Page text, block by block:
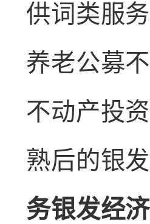
供词类服
养老公募
不动产投
熟后的银
务银发经